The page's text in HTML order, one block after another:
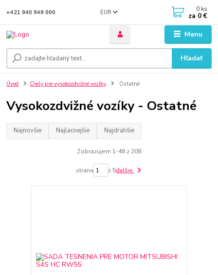
Menu
EUR
Hľadať
+421 940 949 000 0 ks
za 0 €
Úvod Diely pre vysokozdvižné vozíky Ostatné
Vysokozdvižné vozíky - Ostatné
Najnovšie Najlacnejšie Najdrahšie
Zobrazujem 1-48 z 208
strana z 5ďalšie